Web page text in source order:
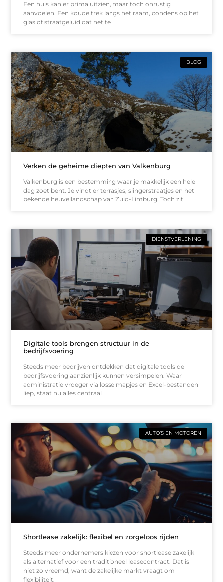
Een huis kan er prima uitzien, maar toch onrustig
aanvoelen. Een koude trek langs het raam, condens op het
glas of straatgeluid dat net te
BLOG
Verken de geheime diepten van Valkenburg
Valkenburg is een bestemming waar je makkelijk een hele
dag zoet bent. Je vindt er terrasjes, slingerstraatjes en het
bekende heuvellandschap van Zuid-Limburg. Toch zit
DIENSTVERLENING
Digitale tools brengen structuur in de
bedrijfsvoering
Steeds meer bedrijven ontdekken dat digitale tools de
bedrijfsvoering aanzienlijk kunnen versimpelen. Waar
administratie vroeger via losse mapjes en Excel-bestanden
liep, staat nu alles centraal
AUTO’S EN MOTOREN
Shortlease zakelijk: flexibel en zorgeloos rijden
Steeds meer ondernemers kiezen voor shortlease zakelijk
als alternatief voor een traditioneel leasecontract. Dat is
niet zo vreemd, want de zakelijke markt vraagt om
flexibiliteit.